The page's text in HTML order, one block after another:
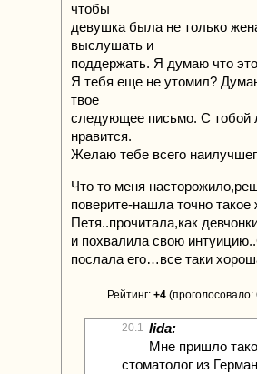
чтобы
девушка была не только
выслушать и
поддержать. Я думаю что
Я тебя еще не утомил?
твое
следующее письмо. С тобой
нравится.
Желаю тебе всего
Что то меня
поверите-нашла точно
Петя..прочитала,как
и похвалила свою
послала его…все таки
Рейтинг: +4 (проголосовало:
20.1 lida:
Мне пришло
стоматолог из